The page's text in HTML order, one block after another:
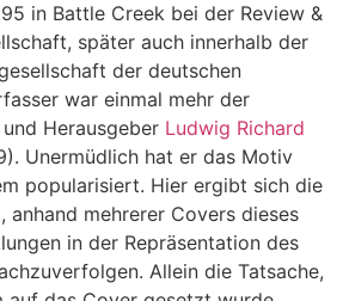
in Battle Creek bei der Review &
später auch innerhalb der
der deutschen
war einmal mehr der
Herausgeber Ludwig Richard
Unermüdlich hat er das Motiv
popularisiert. Hier ergibt sich die
anhand mehrerer Covers dieses
in der Repräsentation des
Allein die Tatsache,